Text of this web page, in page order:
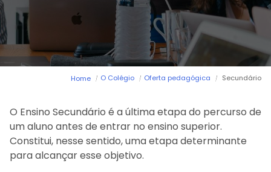
História
Comunicados
Tabela de Preços
Testemunhos
Perguntas Frequentes
Jornal Digital
Home O Colégio Oferta pedagógica Secundário
O Ensino Secundário é a última etapa do percurso de
um aluno antes de entrar no ensino superior.
Constitui, nesse sentido, uma etapa determinante
para alcançar esse objetivo.